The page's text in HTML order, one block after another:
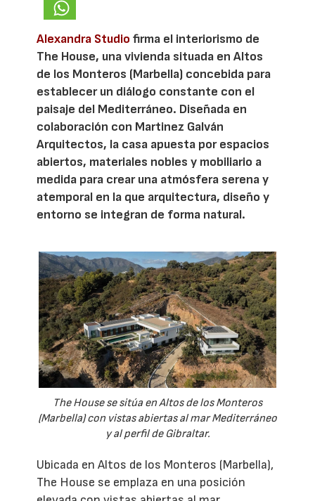
Alexandra Studio firma el interiorismo de
The House, una vivienda situada en Altos
de los Monteros (Marbella) concebida para
establecer un diálogo constante con el
paisaje del Mediterráneo. Diseñada en
colaboración con Martinez Galván
Arquitectos, la casa apuesta por espacios
abiertos, materiales nobles y mobiliario a
medida para crear una atmósfera serena y
atemporal en la que arquitectura, diseño y
entorno se integran de forma natural.
The House se sitúa en Altos de los Monteros
(Marbella) con vistas abiertas al mar Mediterráneo
y al perfil de Gibraltar.
Ubicada en Altos de los Monteros (Marbella),
The House se emplaza en una posición